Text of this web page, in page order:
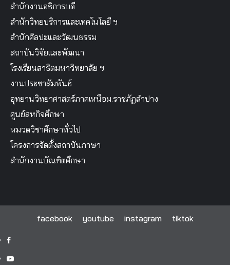
สำนักงานอธิการบดี
สำนักวิทยบริการและเทคโนโลยี ฯ
สำนักศิลปะและวัฒนธรรม
สถาบันวิจัยและพัฒนา
โรงเรียนสาธิตมหาวิทยาลัย ฯ
งานประชาสัมพันธ์
อุทยานวิทยาศาสตร์ภาคเหนือม.ราชภัฏลำปาง
ศูนย์สหกิจศึกษา
หมวดวิชาศึกษาทั่วไป
โครงการจัดตั้งสถาบันภาษา
สำนักงานบัณฑิตศึกษา
facebook youtube instagram tiktok
facebook
youtube